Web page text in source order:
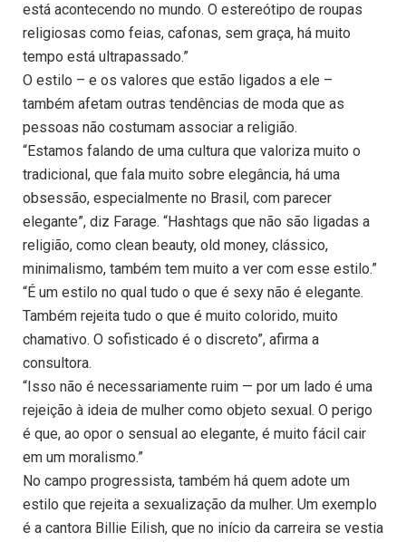
está acontecendo no mundo. O estereótipo de roupas
religiosas como feias, cafonas, sem graça, há muito
tempo está ultrapassado.”
O estilo – e os valores que estão ligados a ele –
também afetam outras tendências de moda que as
pessoas não costumam associar a religião.
“Estamos falando de uma cultura que valoriza muito o
tradicional, que fala muito sobre elegância, há uma
obsessão, especialmente no Brasil, com parecer
elegante”, diz Farage. “Hashtags que não são ligadas a
religião, como clean beauty, old money, clássico,
minimalismo, também tem muito a ver com esse estilo.”
“É um estilo no qual tudo o que é sexy não é elegante.
Também rejeita tudo o que é muito colorido, muito
chamativo. O sofisticado é o discreto”, afirma a
consultora.
“Isso não é necessariamente ruim — por um lado é uma
rejeição à ideia de mulher como objeto sexual. O perigo
é que, ao opor o sensual ao elegante, é muito fácil cair
em um moralismo.”
No campo progressista, também há quem adote um
estilo que rejeita a sexualização da mulher. Um exemplo
é a cantora Billie Eilish, que no início da carreira se vestia